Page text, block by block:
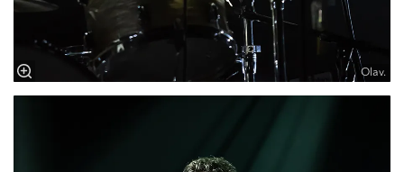
Olav.